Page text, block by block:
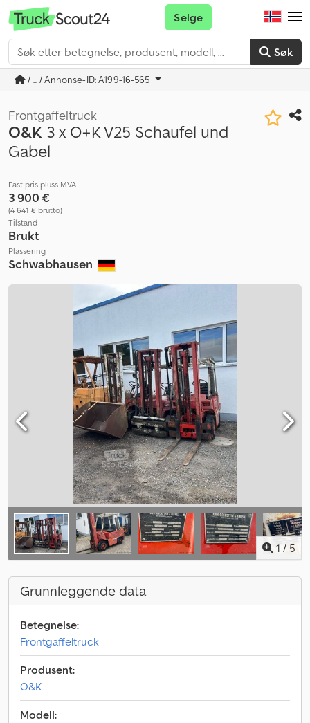
Søk
Selge
/ ... / Annonse-ID: A199-16-565
Frontgaffeltruck
O&K 3 x O+K V25 Schaufel und
Gabel
Fast pris pluss MVA
3 900 €
(4 641 € brutto)
Tilstand
Brukt
Plassering
Schwabhausen
1 / 5
Grunnleggende data
Betegnelse:
Frontgaffeltruck
Produsent:
O&K
Modell: